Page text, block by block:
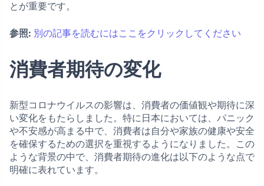
とが重要です。
参照: 別の記事を読むにはここをクリックしてください
消費者期待の変化
新型コロナウイルスの影響は、消費者の価値観や期待に深
い変化をもたらしました。特に日本においては、パニック
や不安感が高まる中で、消費者は自分や家族の健康や安全
を確保するための選択を重視するようになりました。この
ような背景の中で、消費者期待の進化は以下のような点で
明確に表れています。